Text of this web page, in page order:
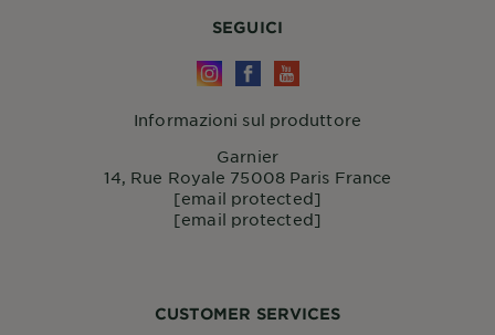
CUSTOMER SERVICES
SEGUICI
Informazioni sul produttore
Garnier
14, Rue Royale 75008 Paris France
[email protected]
[email protected]